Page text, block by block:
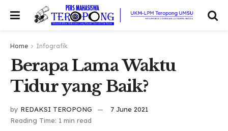
Home Infografik
Berapa Lama Waktu
Tidur yang Baik?
by REDAKSI TEROPONG
7 June 2021
Reading Time: 1 min read